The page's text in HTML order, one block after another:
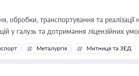
обробки, транспортування та
у галузь та дотримання ліцензійних
Металургія Митниця та ЗЕД